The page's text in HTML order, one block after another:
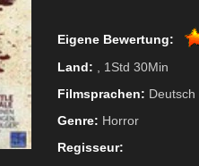
Eigene Bewertung:
Land: , 1Std 30Min
Filmsprachen: Deutsch
Genre: Horror
Regisseur: